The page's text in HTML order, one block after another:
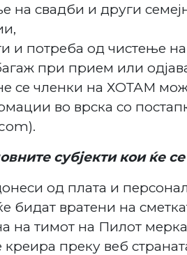
на свадби и други
и потреба од чистење
при прием или
се членки на ХОТАМ
во врска со
субјекти кои ќе
од плата и
бидат вратени на
на тимот на Пилот
креира преку веб